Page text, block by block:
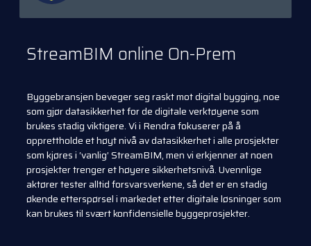
StreamBIM online On-Prem
Byggebransjen beveger seg raskt mot digital bygging, noe
som gjør datasikkerhet for de digitale verktøyene som
brukes stadig viktigere. Vi i Rendra fokuserer på å
opprettholde et høyt nivå av datasikkerhet i alle prosjekter
som kjøres i ‘vanlig’ StreamBIM, men vi erkjenner at noen
prosjekter trenger et høyere sikkerhetsnivå. Uvennlige
aktører tester alltid forsvarsverkene, så det er en stadig
økende etterspørsel i markedet etter digitale løsninger som
kan brukes til svært konfidensielle byggeprosjekter.